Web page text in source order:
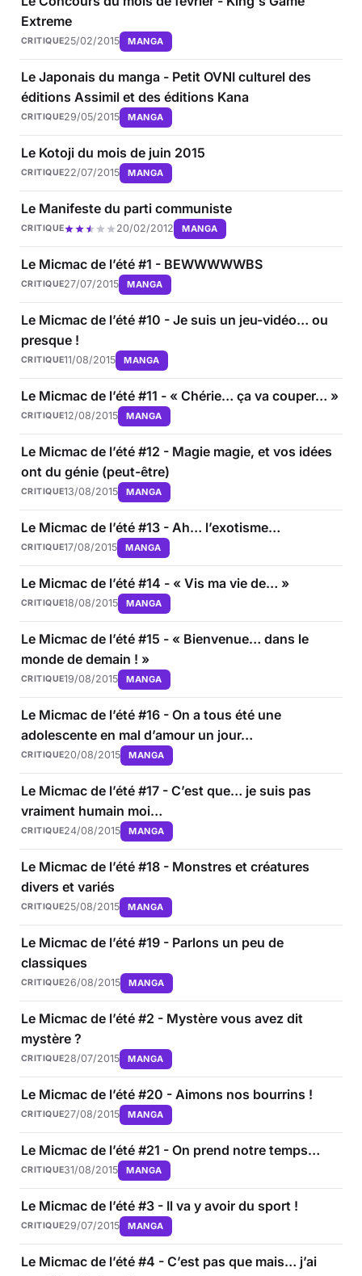
Extreme
CRITIQUE25/02/2015 MANGA
Le Japonais du manga - Petit OVNI culturel des
éditions Assimil et des éditions Kana
CRITIQUE29/05/2015 MANGA
Le Kotoji du mois de juin 2015
CRITIQUE22/07/2015 MANGA
Le Manifeste du parti communiste
CRITIQUE 20/02/2012 MANGA
Le Micmac de l’été #1 - BEWWWWWBS
CRITIQUE27/07/2015 MANGA
Le Micmac de l’été #10 - Je suis un jeu-vidéo… ou
presque !
CRITIQUE11/08/2015 MANGA
Le Micmac de l’été #11 - « Chérie… ça va couper… »
CRITIQUE12/08/2015 MANGA
Le Micmac de l’été #12 - Magie magie, et vos idées
ont du génie (peut-être)
CRITIQUE13/08/2015 MANGA
Le Micmac de l’été #13 - Ah… l’exotisme…
CRITIQUE17/08/2015 MANGA
Le Micmac de l’été #14 - « Vis ma vie de… »
CRITIQUE18/08/2015 MANGA
Le Micmac de l’été #15 - « Bienvenue… dans le
monde de demain ! »
CRITIQUE19/08/2015 MANGA
Le Micmac de l’été #16 - On a tous été une
adolescente en mal d’amour un jour…
CRITIQUE20/08/2015 MANGA
Le Micmac de l’été #17 - C’est que… je suis pas
vraiment humain moi…
CRITIQUE24/08/2015 MANGA
Le Micmac de l’été #18 - Monstres et créatures
divers et variés
CRITIQUE25/08/2015 MANGA
Le Micmac de l’été #19 - Parlons un peu de
classiques
CRITIQUE26/08/2015 MANGA
Le Micmac de l’été #2 - Mystère vous avez dit
mystère ?
CRITIQUE28/07/2015 MANGA
Le Micmac de l’été #20 - Aimons nos bourrins !
CRITIQUE27/08/2015 MANGA
Le Micmac de l’été #21 - On prend notre temps…
CRITIQUE31/08/2015 MANGA
Le Micmac de l’été #3 - Il va y avoir du sport !
CRITIQUE29/07/2015 MANGA
Le Micmac de l’été #4 - C’est pas que mais… j’ai